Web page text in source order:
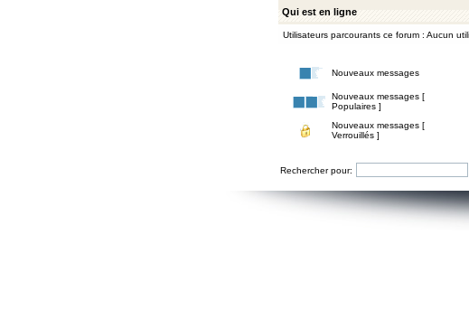
Qui est en ligne
Utilisateurs parcourants ce forum : Aucun
Nouveaux messages
Nouveaux messages [
Populaires ]
Nouveaux messages [
Verrouillés ]
Rechercher pour: